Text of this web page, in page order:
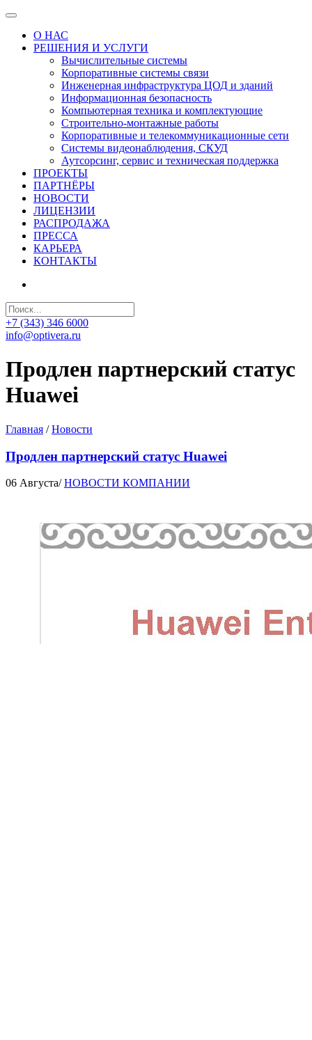
О НАС
РЕШЕНИЯ И УСЛУГИ
Вычислительные системы
Корпоративные системы связи
Инженерная инфраструктура ЦОД и зданий
Информационная безопасность
Компьютерная техника и комплектующие
Строительно-монтажные работы
Корпоративные и телекоммуникационные сети
Системы видеонаблюдения, СКУД
Аутсорсинг, сервис и техническая поддержка
ПРОЕКТЫ
ПАРТНЁРЫ
НОВОСТИ
ЛИЦЕНЗИИ
РАСПРОДАЖА
ПРЕССА
КАРЬЕРА
КОНТАКТЫ
+7 (343) 346 6000
info@optivera.ru
Продлен партнерский статус
Huawei
Главная / Новости
Продлен партнерский статус Huawei
06 Августа/ НОВОСТИ КОМПАНИИ